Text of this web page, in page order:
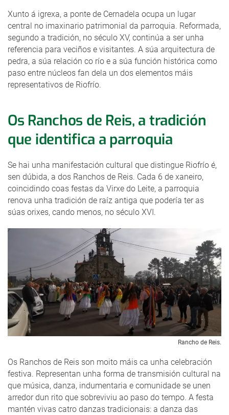
Xunto á igrexa, a ponte de Cernadela ocupa un lugar
central no imaxinario patrimonial da parroquia. Reformada,
segundo a tradición, no século XV, continúa a ser unha
referencia para veciños e visitantes. A súa arquitectura de
pedra, a súa relación co río e a súa función histórica como
paso entre núcleos fan dela un dos elementos máis
representativos de Riofrío.
Os Ranchos de Reis, a tradición
que identifica a parroquia
Se hai unha manifestación cultural que distingue Riofrío é,
sen dúbida, a dos Ranchos de Reis. Cada 6 de xaneiro,
coincidindo coas festas da Virxe do Leite, a parroquia
renova unha tradición de raíz antiga que podería ter as
súas orixes, cando menos, no século XVI.
Rancho de Reis.
Os Ranchos de Reis son moito máis ca unha celebración
festiva. Representan unha forma de transmisión cultural na
que música, danza, indumentaria e comunidade se unen
arredor dun rito que sobreviviu ao paso do tempo. A festa
mantén vivas catro danzas tradicionais: a danza das